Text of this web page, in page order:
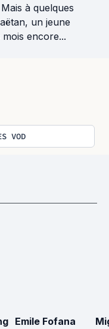
à quelques
un jeune
encore...
VOD
Emile Fofana